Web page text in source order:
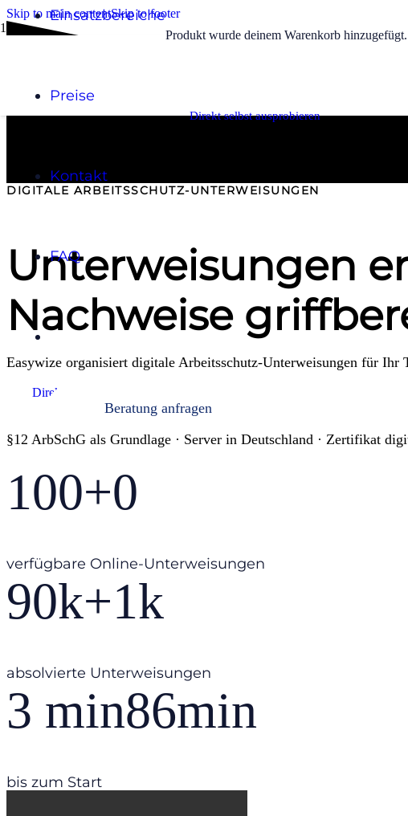
Skip to main contentSkip to footer
Einsatzbereiche
Preise
Kontakt
FAQ
Produkt wurde deinem Warenkorb hinzugefügt.
Direkt selbst ausprobieren
DIGITALE ARBEITSSCHUTZ-UNTERWEISUNGEN
Unterweisungen
Nachweise
Easywize organisiert digitale Arbeitsschutz-Unterweisungen für
Direkt selbst ausprobieren
Beratung anfragen
§12 ArbSchG als Grundlage · Server in Deutschland · Zertifikat
100+0
verfügbare Online-Unterweisungen
90k+1k
absolvierte Unterweisungen
3 min86min
bis zum Start